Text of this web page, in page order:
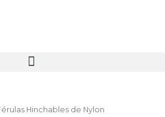
Hinchables de Nylon